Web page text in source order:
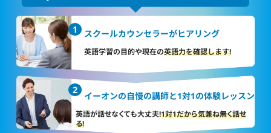
スクールカウンセラーがヒアリング
英語学習の目的や現在の英語力を確認します!
イーオンの自慢の講師と1対1の体験レッスン
英語が話せなくても大丈夫!1対1だから気兼ね無く話せ
る!